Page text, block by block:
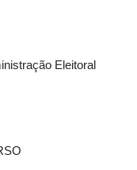
Eleitoral